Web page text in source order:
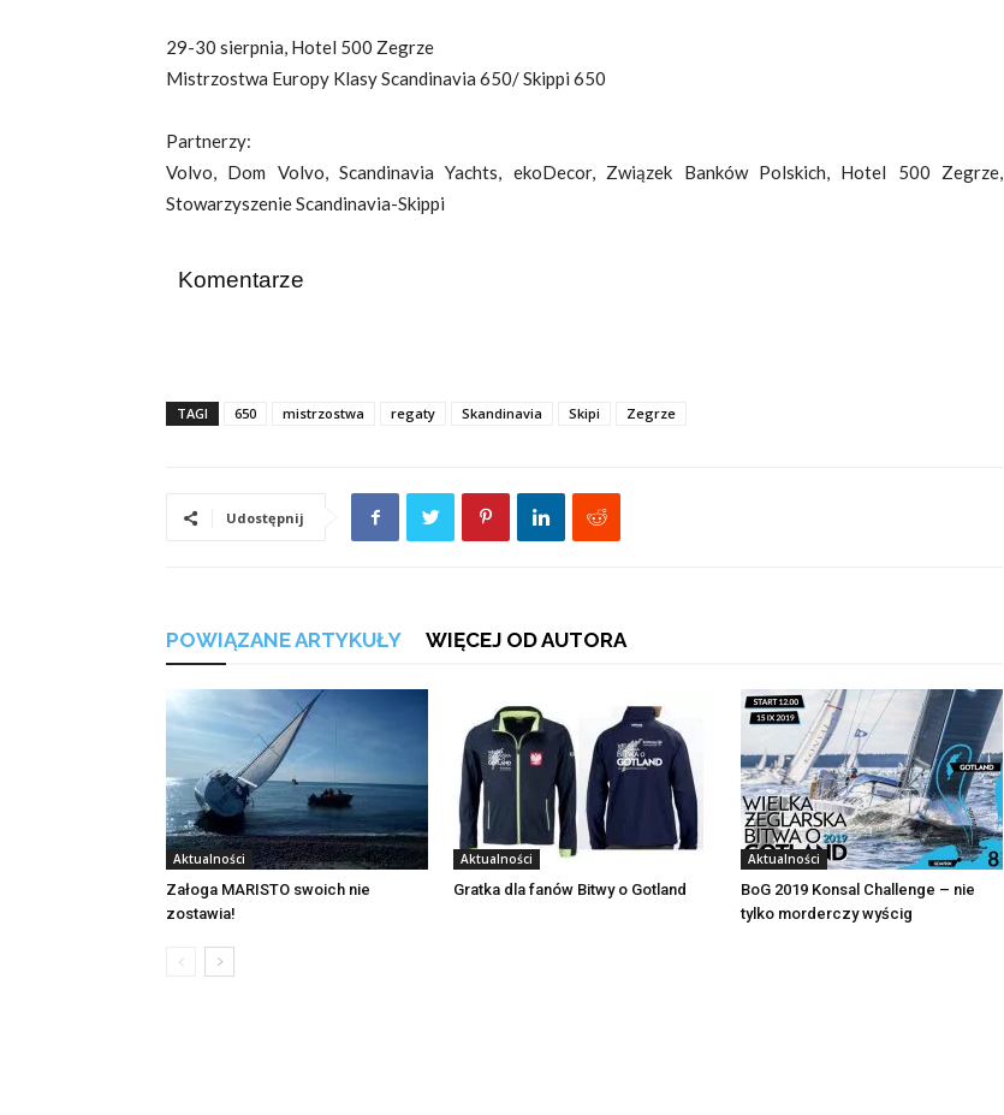
29-30 sierpnia, Hotel 500 Zegrze
Mistrzostwa Europy Klasy Scandinavia 650/ Skippi 650
Partnerzy:
Volvo, Dom Volvo, Scandinavia Yachts, ekoDecor, Związek Banków Polskich, Hotel 500 Zegrze,
Stowarzyszenie Scandinavia-Skippi
Komentarze
TAGI 650 mistrzostwa regaty Skandinavia Skipi Zegrze
Udostępnij
POWIĄZANE ARTYKUŁY WIĘCEJ OD AUTORA
Aktualności
Załoga MARISTO swoich nie
zostawia!
Aktualności
Gratka dla fanów Bitwy o Gotland
Aktualności
BoG 2019 Konsal Challenge – nie
tylko morderczy wyścig